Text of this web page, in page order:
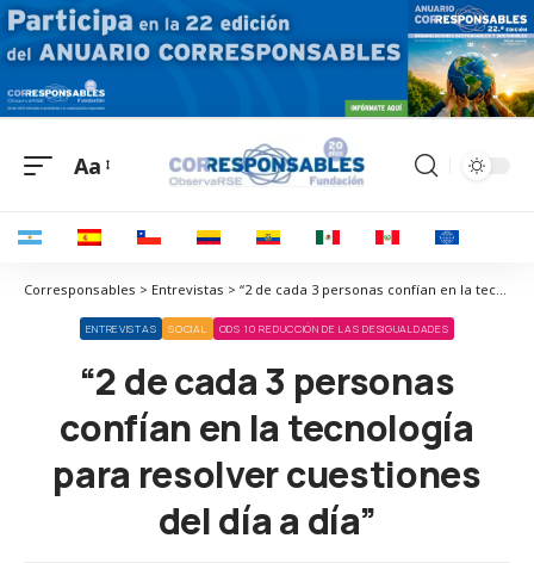
Aa
Corresponsables > Entrevistas > “2 de cada 3 personas confían en la tecnología para resolver cuestiones del día a día”
ENTREVISTAS SOCIAL ODS 10 REDUCCIÓN DE LAS DESIGUALDADES
“2 de cada 3 personas
confían en la tecnología
para resolver cuestiones
del día a día”